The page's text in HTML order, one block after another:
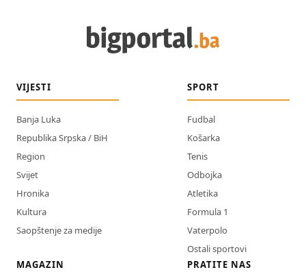
VIJESTI
Banja Luka
Republika Srpska / BiH
Region
Svijet
Hronika
Kultura
Saopštenje za medije
SPORT
Fudbal
Košarka
Tenis
Odbojka
Atletika
Formula 1
Vaterpolo
Ostali sportovi
MAGAZIN
PRATITE NAS